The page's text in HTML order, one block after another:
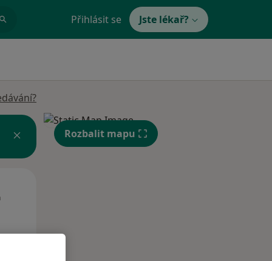
Přihlásit se Jste lékař?
Rozbalit mapu